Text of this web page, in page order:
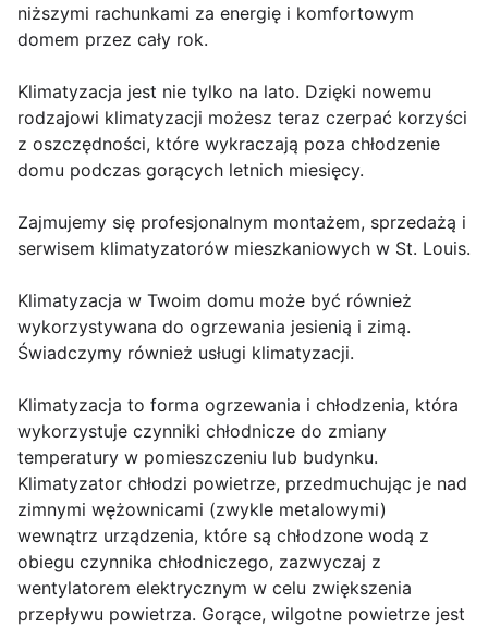
niższymi rachunkami za energię i komfortowym
domem przez cały rok.
Klimatyzacja jest nie tylko na lato. Dzięki nowemu
rodzajowi klimatyzacji możesz teraz czerpać korzyści
z oszczędności, które wykraczają poza chłodzenie
domu podczas gorących letnich miesięcy.
Zajmujemy się profesjonalnym montażem, sprzedażą i
serwisem klimatyzatorów mieszkaniowych w St. Louis.
Klimatyzacja w Twoim domu może być również
wykorzystywana do ogrzewania jesienią i zimą.
Świadczymy również usługi klimatyzacji.
Klimatyzacja to forma ogrzewania i chłodzenia, która
wykorzystuje czynniki chłodnicze do zmiany
temperatury w pomieszczeniu lub budynku.
Klimatyzator chłodzi powietrze, przedmuchując je nad
zimnymi wężownicami (zwykle metalowymi)
wewnątrz urządzenia, które są chłodzone wodą z
obiegu czynnika chłodniczego, zazwyczaj z
wentylatorem elektrycznym w celu zwiększenia
przepływu powietrza. Gorące, wilgotne powietrze jest